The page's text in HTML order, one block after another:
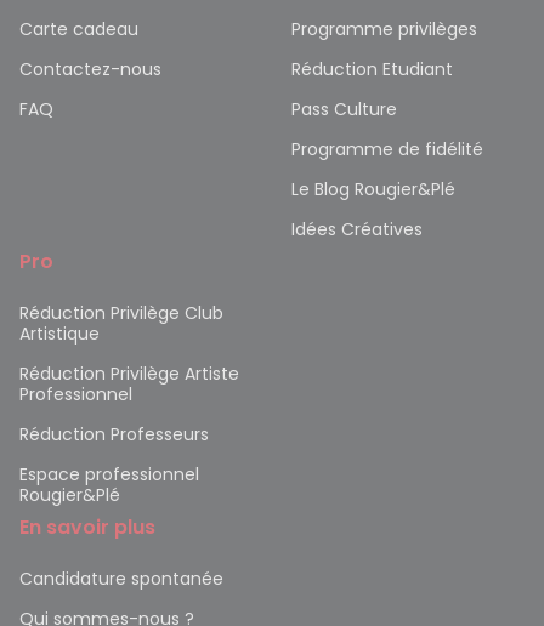
Carte cadeau
Contactez-nous
FAQ
Programme privilèges
Réduction Etudiant
Pass Culture
Programme de fidélité
Le Blog Rougier&Plé
Idées Créatives
Pro
Réduction Privilège Club
Artistique
Réduction Privilège Artiste
Professionnel
Réduction Professeurs
Espace professionnel
Rougier&Plé
En savoir plus
Candidature spontanée
Qui sommes-nous ?